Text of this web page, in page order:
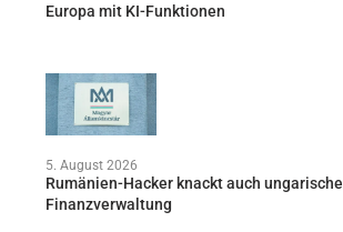
Europa mit KI-Funktionen
5. August 2026
Rumänien-Hacker knackt auch ungarische
Finanzverwaltung